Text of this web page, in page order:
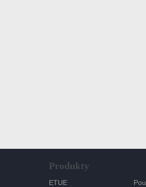
Produkty
ETUE